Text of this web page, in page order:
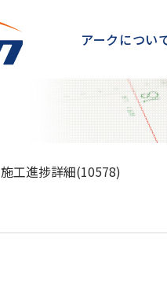
アークについ
施工進捗詳細(10578)